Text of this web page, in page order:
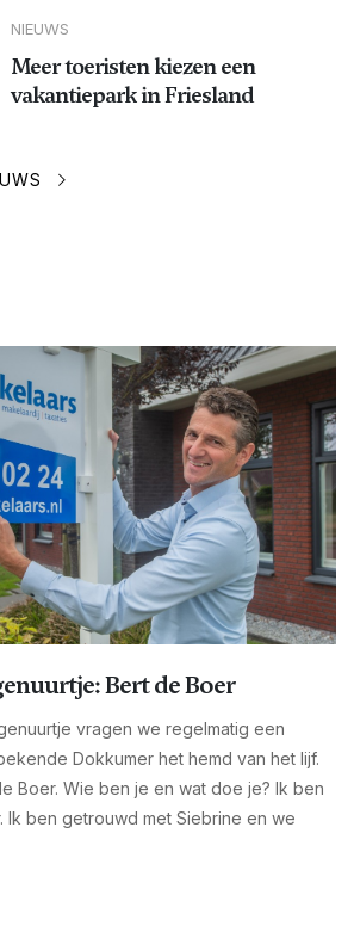
NIEUWS
Meer toeristen kiezen een
vakantiepark in Friesland
Bert de Boer
vragen we regelmatig een
Dokkumer het hemd van het lijf.
Boer. Wie ben je en wat doe je? Ik ben
Ik ben getrouwd met Siebrine en we